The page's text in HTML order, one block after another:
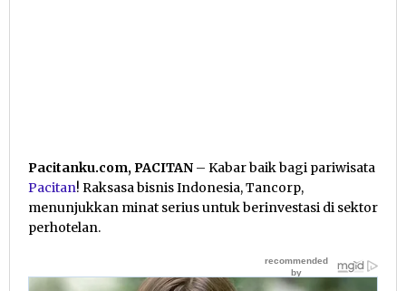
Pacitanku.com, PACITAN – Kabar baik bagi pariwisata
Pacitan! Raksasa bisnis Indonesia, Tancorp,
menunjukkan minat serius untuk berinvestasi di sektor
perhotelan.